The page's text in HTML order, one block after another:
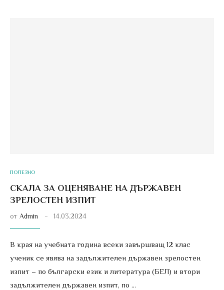
ПОЛЕЗНО
СКАЛА ЗА ОЦЕНЯВАНЕ НА ДЪРЖАВЕН
ЗРЕЛОСТЕН ИЗПИТ
от Admin 14.03.2024
В края на учебната година всеки завършващ 12 клас
ученик се явява на задължителен държавен зрелостен
изпит – по български език и литература (БЕЛ) и втори
задължителен държавен изпит, по …